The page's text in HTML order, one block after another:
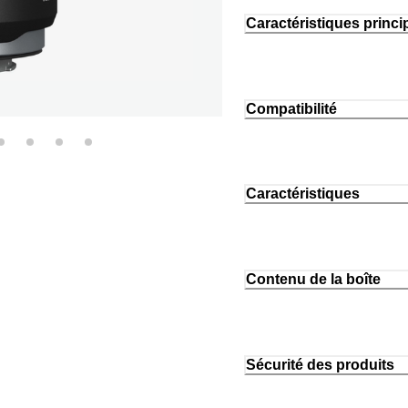
Caractéristiques
Compatibilité
Caractéristiques
Contenu de la boîte
Sécurité des produits